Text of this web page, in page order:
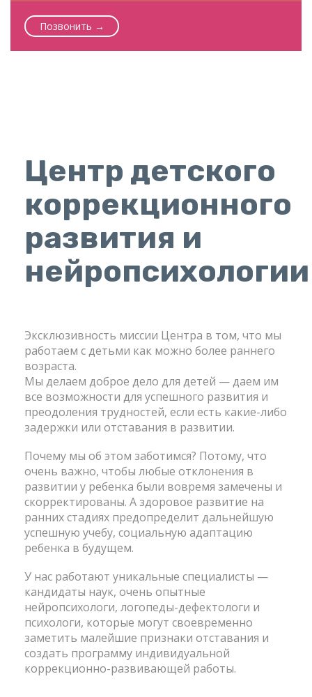
Позвонить →
Центр детского
коррекционного
развития и
нейропсихологии
Эксклюзивность миссии Центра в том, что мы
работаем с детьми как можно более раннего
возраста.
Мы делаем доброе дело для детей — даем им
все возможности для успешного развития и
преодоления трудностей, если есть какие-либо
задержки или отставания в развитии.
Почему мы об этом заботимся? Потому, что
очень важно, чтобы любые отклонения в
развитии у ребенка были вовремя замечены и
скорректированы. А здоровое развитие на
ранних стадиях предопределит дальнейшую
успешную учебу, социальную адаптацию
ребенка в будущем.
У нас работают уникальные специалисты —
кандидаты наук, очень опытные
нейропсихологи, логопеды-дефектологи и
психологи, которые могут своевременно
заметить малейшие признаки отставания и
создать программу индивидуальной
коррекционно-развивающей работы.